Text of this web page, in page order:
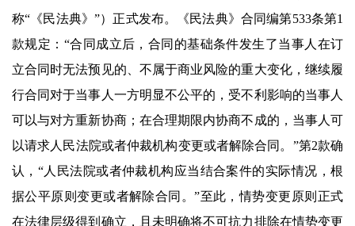
称“《民法典》”）正式发布。《民法典》合同编第533条第1
款规定：“合同成立后，合同的基础条件发生了当事人在订
立合同时无法预见的、不属于商业风险的重大变化，继续履
行合同对于当事人一方明显不公平的，受不利影响的当事人
可以与对方重新协商；在合理期限内协商不成的，当事人可
以请求人民法院或者仲裁机构变更或者解除合同。”第2款确
认，“人民法院或者仲裁机构应当结合案件的实际情况，根
据公平原则变更或者解除合同。”至此，情势变更原则正式
在法律层级得到确立，且未明确将不可抗力排除在情势变更